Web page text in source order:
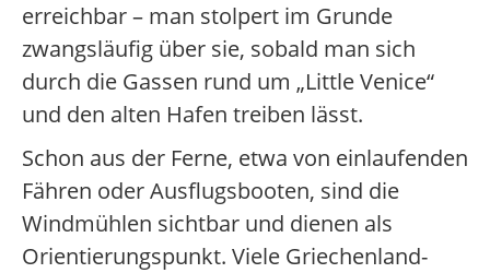
erreichbar – man stolpert im Grunde
zwangsläufig über sie, sobald man sich
durch die Gassen rund um „Little Venice“
und den alten Hafen treiben lässt.
Schon aus der Ferne, etwa von einlaufenden
Fähren oder Ausflugsbooten, sind die
Windmühlen sichtbar und dienen als
Orientierungspunkt. Viele Griechenland-